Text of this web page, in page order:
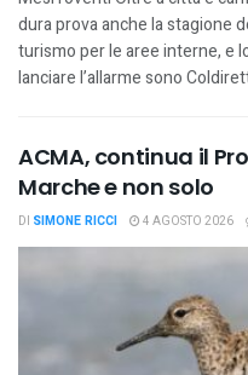
dura prova anche la stagione
turismo per le aree interne, e
lanciare l’allarme sono
ACMA, continua il
Marche e non solo
DI SIMONE RICCI 4 AGOSTO 2026